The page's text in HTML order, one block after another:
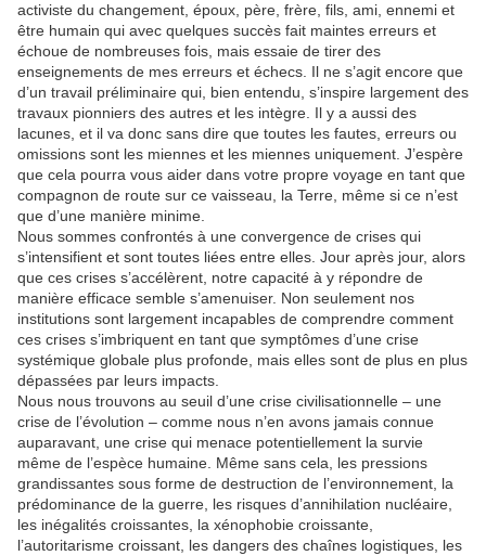
activiste du changement, époux, père, frère, fils, ami, ennemi et
être humain qui avec quelques succès fait maintes erreurs et
échoue de nombreuses fois, mais essaie de tirer des
enseignements de mes erreurs et échecs. Il ne s’agit encore que
d’un travail préliminaire qui, bien entendu, s’inspire largement des
travaux pionniers des autres et les intègre. Il y a aussi des
lacunes, et il va donc sans dire que toutes les fautes, erreurs ou
omissions sont les miennes et les miennes uniquement. J’espère
que cela pourra vous aider dans votre propre voyage en tant que
compagnon de route sur ce vaisseau, la Terre, même si ce n’est
que d’une manière minime.
Nous sommes confrontés à une convergence de crises qui
s’intensifient et sont toutes liées entre elles. Jour après jour, alors
que ces crises s’accélèrent, notre capacité à y répondre de
manière efficace semble s’amenuiser. Non seulement nos
institutions sont largement incapables de comprendre comment
ces crises s’imbriquent en tant que symptômes d’une crise
systémique globale plus profonde, mais elles sont de plus en plus
dépassées par leurs impacts.
Nous nous trouvons au seuil d’une crise civilisationnelle – une
crise de l’évolution – comme nous n’en avons jamais connue
auparavant, une crise qui menace potentiellement la survie
même de l’espèce humaine. Même sans cela, les pressions
grandissantes sous forme de destruction de l’environnement, la
prédominance de la guerre, les risques d’annihilation nucléaire,
les inégalités croissantes, la xénophobie croissante,
l’autoritarisme croissant, les dangers des chaînes logistiques, les